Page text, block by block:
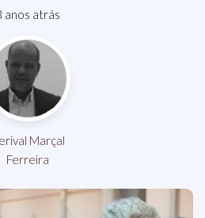
anos atrás
Marçal
Ferreira